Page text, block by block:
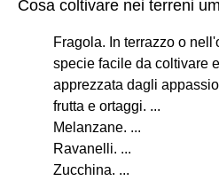
Cosa coltivare nei terreni
Fragola. In terrazzo o
specie facile da coltivare
apprezzata dagli
frutta e ortaggi. ...
Melanzane. ...
Ravanelli. ...
Zucchina. ...